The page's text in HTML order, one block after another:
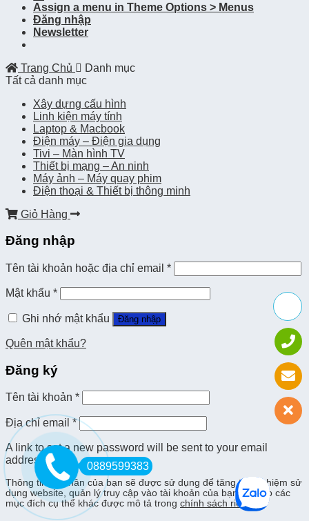
Assign a menu in Theme Options > Menus
Đăng nhập
Newsletter
Trang Chủ
Danh mục
Tất cả danh mục
Xây dựng cấu hình
Linh kiện máy tính
Laptop & Macbook
Điện máy – Điện gia dụng
Tivi – Màn hình TV
Thiết bị mạng – An ninh
Máy ảnh – Máy quay phim
Điện thoại & Thiết bị thông minh
Giỏ Hàng
Đăng nhập
Tên tài khoản hoặc địa chỉ email *
Mật khẩu *
Ghi nhớ mật khẩu Đăng nhập
Quên mật khẩu?
Đăng ký
Tên tài khoản *
Địa chỉ email *
A link to set a new password will be sent to your email
address.
Thông tin cá nhân của bạn sẽ được sử dụng để tăng trải nghiệm sử
dụng website, quản lý truy cập vào tài khoản của bạn, và cho các
mục đích cụ thể khác được mô tả trong chính sách riêng tư .
0889599383